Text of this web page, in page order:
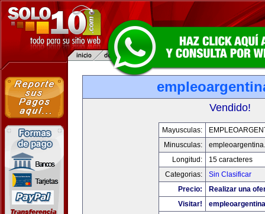
Vendido!
Mayusculas:
Minusculas:
Longitud:
15 caracteres
Categorias:
Sin Clasificar
Precio:
Realizar una
Visitar!